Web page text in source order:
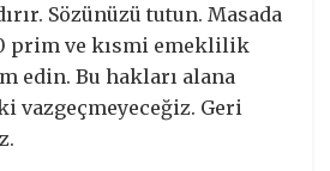
Sözünüzü tutun. Masada
prim ve kısmi emeklilik
edin. Bu hakları alana
vazgeçmeyeceğiz. Geri